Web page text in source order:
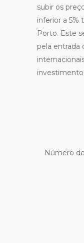
subir os
inferior a 5%
Porto. Este
pela entrada
investimento.
Número